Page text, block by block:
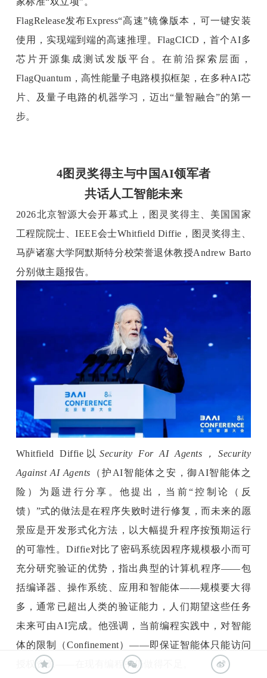
FlagRelease发布Express“高速”镜像版本，可一键安装
使用，实现端到端的高速推理。FlagCICD，首个AI多
芯片开源集成测试发版平台。在前沿探索层面，
FlagQuantum，高性能量子电路模拟框架，在多种AI芯
片、及量子电路的机器学习，迈出“量智融合”的第一
步。
4图灵奖得主与中国AI领军者
共话人工智能未来
2026北京智源大会开幕式上，图灵奖得主、美国国家
工程院院士、IEEE会士Whitfield Diffie，图灵奖得主、
马萨诸塞大学阿默斯特分校荣誉退休教授Andrew Barto
分别做主题报告。
Whitfield Diffie以Security For AI Agents，Security
Against AI Agents （护AI智能体之安，御AI智能体之
险）为题进行分享。他提出，当前“控制论（反
馈）”式的做法是在程序失败时进行修复，而未来的愿
景应是开发形式化方法，以大幅提升程序按预期运行
的可靠性。Diffie对比了密码系统因程序规模极小而可
充分研究验证的优势，指出典型的计算机程序——包
括编译器、操作系统、应用和智能体——规模要大得
多，通常已超出人类的验证能力，人们期望这些任务
未来可由AI完成。他强调，当前编程实践中，对智能
体的限制（Confinement）——即保证智能体只能访问
授权资源——在现有编程中仍做得不足。